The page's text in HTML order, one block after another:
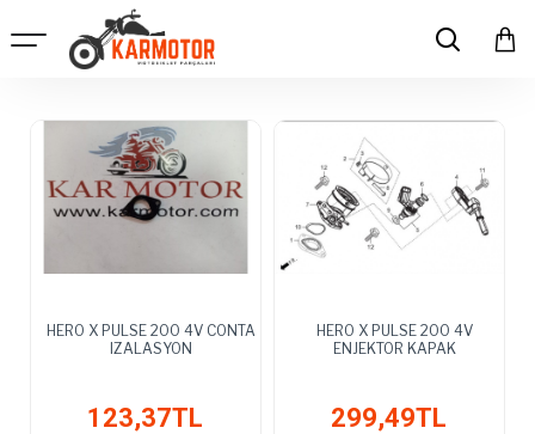
HERO X PULSE 200 4V CONTA
IZALASYON
123,37TL
HERO X PULSE 200 4V
ENJEKTOR KAPAK
299,49TL